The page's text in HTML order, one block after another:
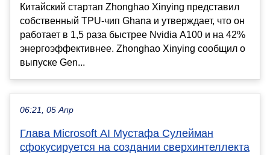
Китайский стартап Zhonghao Xinying представил
собственный TPU-чип Ghana и утверждает, что он
работает в 1,5 раза быстрее Nvidia A100 и на 42%
энергоэффективнее. Zhonghao Xinying сообщил о
выпуске Gen...
06:21, 05 Апр
Глава Microsoft AI Мустафа Сулейман
сфокусируется на создании сверхинтеллекта